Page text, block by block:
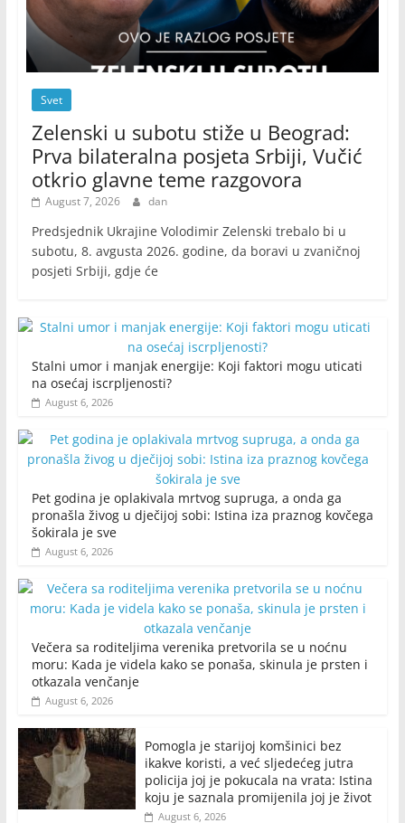
Svet
Zelenski u subotu stiže u Beograd:
Prva bilateralna posjeta Srbiji, Vučić
otkrio glavne teme razgovora
August 7, 2026 dan
Predsjednik Ukrajine Volodimir Zelenski trebalo bi u
subotu, 8. avgusta 2026. godine, da boravi u zvaničnoj
posjeti Srbiji, gdje će
Stalni umor i manjak energije: Koji faktori mogu uticati
na osećaj iscrpljenosti?
August 6, 2026
Pet godina je oplakivala mrtvog supruga, a onda ga
pronašla živog u dječijoj sobi: Istina iza praznog kovčega
šokirala je sve
August 6, 2026
Večera sa roditeljima verenika pretvorila se u noćnu
moru: Kada je videla kako se ponaša, skinula je prsten i
otkazala venčanje
August 6, 2026
Pomogla je starijoj komšinici bez
ikakve koristi, a već sljedećeg jutra
policija joj je pokucala na vrata: Istina
koju je saznala promijenila joj je život
August 6, 2026